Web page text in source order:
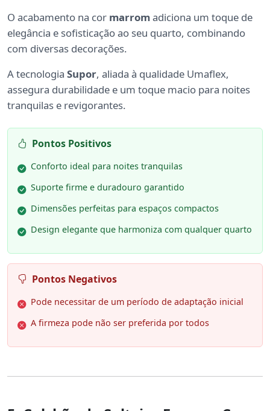
O acabamento na cor marromadiciona um toque de
elegância e sofisticação ao seu quarto, combinando
com diversas decorações.
A tecnologia Supor, aliada à qualidade Umaflex,
assegura durabilidade e um toque macio para noites
tranquilas e revigorantes.
Pontos Positivos
Conforto ideal para noites tranquilas
Suporte firme e duradouro garantido
Dimensões perfeitas para espaços compactos
Design elegante que harmoniza com qualquer quarto
Pontos Negativos
Pode necessitar de um período de adaptação inicial
A firmeza pode não ser preferida por todos